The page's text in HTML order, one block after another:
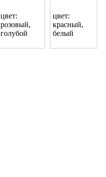
цвет:
розовый,
голубой
цвет:
красный,
белый